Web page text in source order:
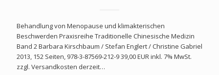
Behandlung von Menopause und klimakterischen
Beschwerden Praxisreihe Traditionelle Chinesische Medizin
Band 2 Barbara Kirschbaum / Stefan Englert / Christine Gabriel
2013, 152 Seiten, 978-3-87569-212-9 39,00 EUR inkl. 7% MwSt.
zzgl. Versandkosten derzeit…